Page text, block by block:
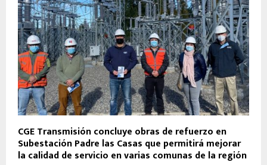
CGE Transmisión concluye obras de refuerzo en
Subestación Padre las Casas que permitirá mejorar
la calidad de servicio en varias comunas de la región